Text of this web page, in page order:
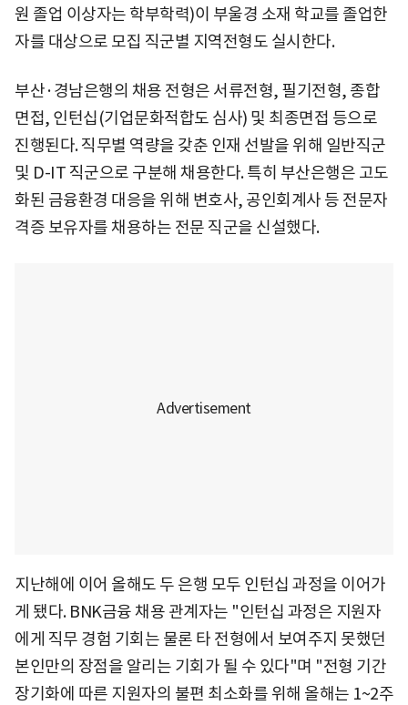
원 졸업 이상자는 학부학력)이 부울경 소재 학교를 졸업한
자를 대상으로 모집 직군별 지역전형도 실시한다.
부산·경남은행의 채용 전형은 서류전형, 필기전형, 종합
면접, 인턴십(기업문화적합도 심사) 및 최종면접 등으로
진행된다. 직무별 역량을 갖춘 인재 선발을 위해 일반직군
및 D-IT 직군으로 구분해 채용한다. 특히 부산은행은 고도
화된 금융환경 대응을 위해 변호사, 공인회계사 등 전문자
격증 보유자를 채용하는 전문 직군을 신설했다.
지난해에 이어 올해도 두 은행 모두 인턴십 과정을 이어가
게 됐다. BNK금융 채용 관계자는 "인턴십 과정은 지원자
에게 직무 경험 기회는 물론 타 전형에서 보여주지 못했던
본인만의 장점을 알리는 기회가 될 수 있다"며 "전형 기간
장기화에 따른 지원자의 불편 최소화를 위해 올해는 1~2주